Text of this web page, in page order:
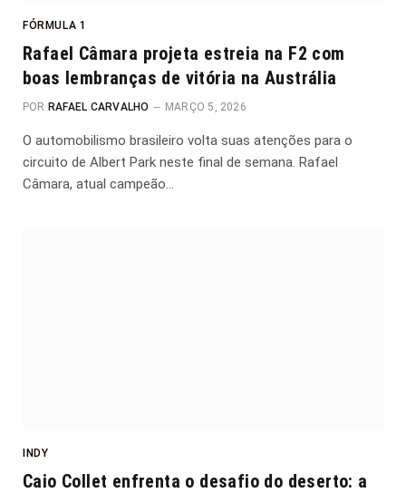
FÓRMULA 1
Rafael Câmara projeta estreia na F2 com
boas lembranças de vitória na Austrália
POR RAFAEL CARVALHO MARÇO 5, 2026
O automobilismo brasileiro volta suas atenções para o
circuito de Albert Park neste final de semana. Rafael
Câmara, atual campeão…
INDY
Caio Collet enfrenta o desafio do deserto: a